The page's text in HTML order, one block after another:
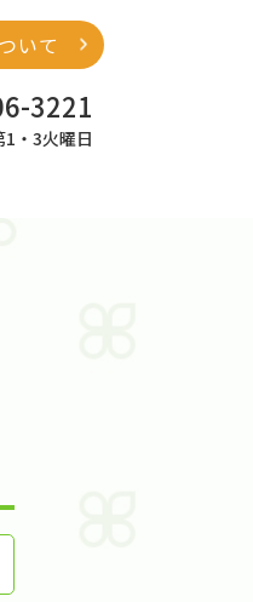
3221
・3火曜日
いて